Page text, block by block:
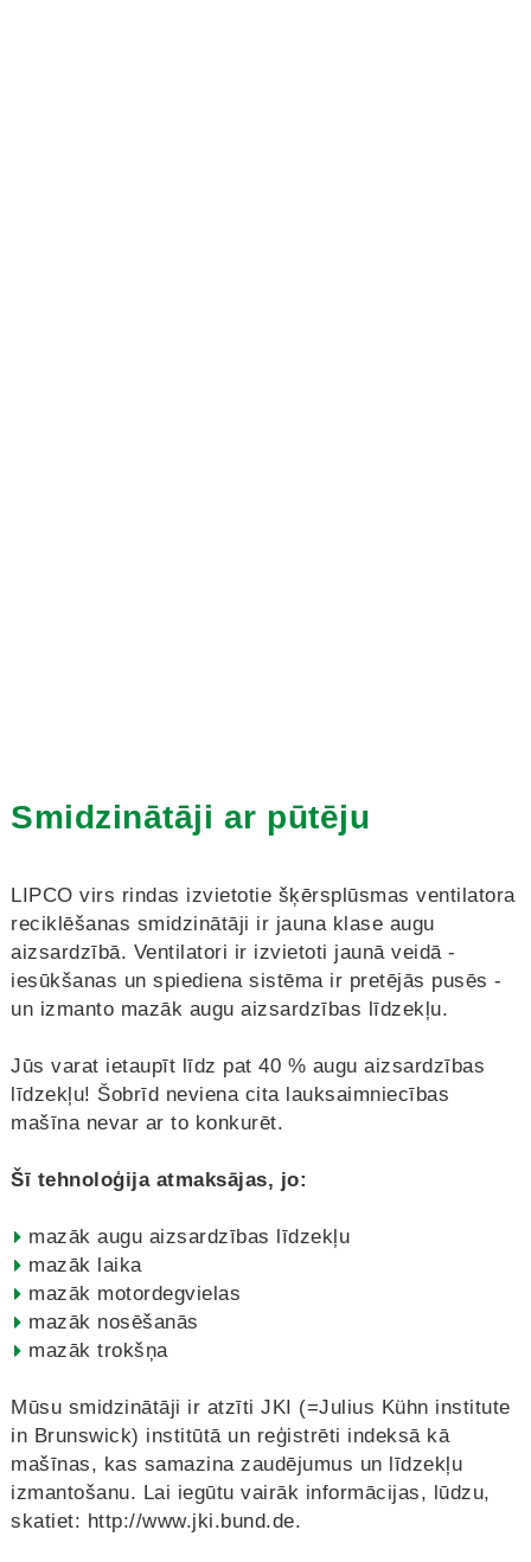
Smidzinātāji ar pūtēju
LIPCO virs rindas izvietotie šķērsplūsmas ventilatora
reciklēšanas smidzinātāji ir jauna klase augu
aizsardzībā. Ventilatori ir izvietoti jaunā veidā -
iesūkšanas un spiediena sistēma ir pretējās pusēs -
un izmanto mazāk augu aizsardzības līdzekļu.
Jūs varat ietaupīt līdz pat 40 % augu aizsardzības
līdzekļu! Šobrīd neviena cita lauksaimniecības
mašīna nevar ar to konkurēt.
Šī tehnoloģija atmaksājas, jo:
mazāk augu aizsardzības līdzekļu
mazāk laika
mazāk motordegvielas
mazāk nosēšanās
mazāk trokšņa
Mūsu smidzinātāji ir atzīti JKI (=Julius Kühn institute
in Brunswick) institūtā un reģistrēti indeksā kā
mašīnas, kas samazina zaudējumus un līdzekļu
izmantošanu. Lai iegūtu vairāk informācijas, lūdzu,
skatiet: http://www.jki.bund.de.